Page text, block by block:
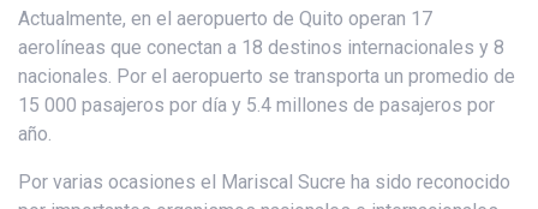
Actualmente, en el aeropuerto de Quito operan 17
aerolíneas que conectan a 18 destinos internacionales y 8
nacionales. Por el aeropuerto se transporta un promedio de
15 000 pasajeros por día y 5.4 millones de pasajeros por
año.
Por varias ocasiones el Mariscal Sucre ha sido reconocido